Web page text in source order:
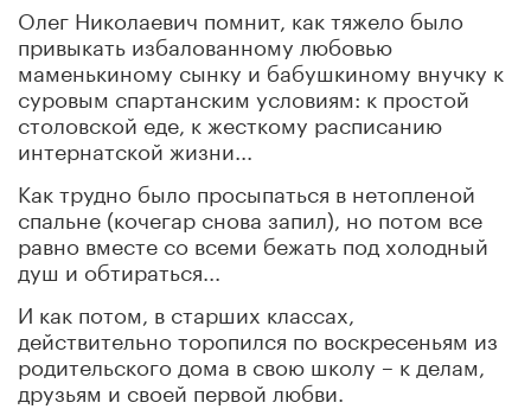
Олег Николаевич помнит, как тяжело было
привыкать избалованному любовью
маменькиному сынку и бабушкиному внучку к
суровым спартанским условиям: к простой
столовской еде, к жесткому расписанию
интернатской жизни...
Как трудно было просыпаться в нетопленой
спальне (кочегар снова запил), но потом все
равно вместе со всеми бежать под холодный
душ и обтираться...
И как потом, в старших классах,
действительно торопился по воскресеньям из
родительского дома в свою школу – к делам,
друзьям и своей первой любви.